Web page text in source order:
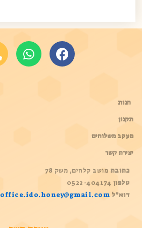
חנות
תקנון
מעקב משלוחים
יצירת קשר
כתובת מושב קלחים, משק 78
טלפון 0522-404174
דוא”ל office.ido.honey@gmail.com